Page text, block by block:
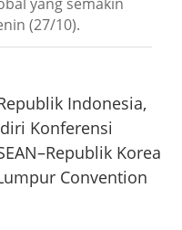
(27/10).
Indonesia,
Konferensi
Korea
Convention